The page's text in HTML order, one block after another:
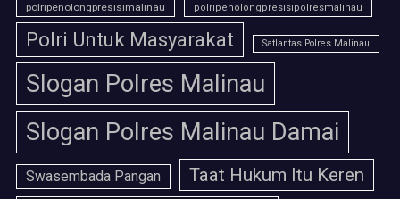
polripenolongpresisimalinau polripenolongpresisipolresmalinau
Polri Untuk Masyarakat Satlantas Polres Malinau
Slogan Polres Malinau
Slogan Polres Malinau Damai
Swasembada Pangan Taat Hukum Itu Keren